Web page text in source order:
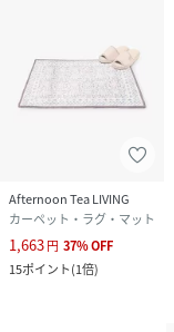
Afternoon Tea LIVING
カーペット・ラグ・マット
1,663円 37%OFF
15ポイント(1倍)